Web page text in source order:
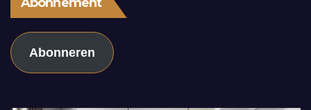
Abonneren